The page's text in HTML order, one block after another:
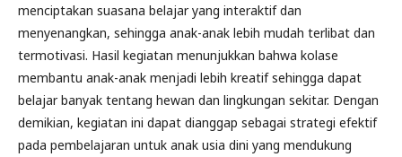
menciptakan suasana belajar yang interaktif dan
menyenangkan, sehingga anak-anak lebih mudah terlibat dan
termotivasi. Hasil kegiatan menunjukkan bahwa kolase
membantu anak-anak menjadi lebih kreatif sehingga dapat
belajar banyak tentang hewan dan lingkungan sekitar. Dengan
demikian, kegiatan ini dapat dianggap sebagai strategi efektif
pada pembelajaran untuk anak usia dini yang mendukung